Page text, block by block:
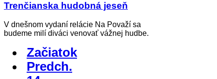
Trenčianska hudobná jeseň
V dnešnom vydaní relácie Na Považí sa
budeme milí diváci venovať vážnej hudbe.
Začiatok
Predch.